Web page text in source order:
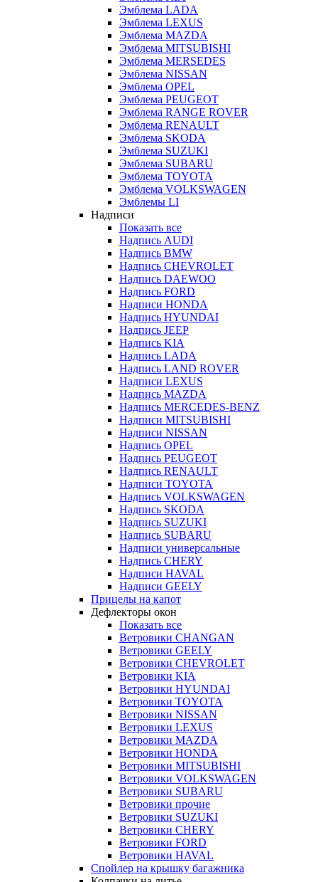
Эмблема LADA
Эмблема LEXUS
Эмблема MAZDA
Эмблема MITSUBISHI
Эмблема MERSEDES
Эмблема NISSAN
Эмблема OPEL
Эмблема PEUGEOT
Эмблема RANGE ROVER
Эмблема RENAULT
Эмблема SKODA
Эмблема SUZUKI
Эмблема SUBARU
Эмблема TOYOTA
Эмблема VOLKSWAGEN
Эмблемы LI
Надписи
Показать все
Надпись AUDI
Надпись BMW
Надпись CHEVROLET
Надпись DAEWOO
Надпись FORD
Надписи HONDA
Надпись HYUNDAI
Надпись JEEP
Надпись KIA
Надпись LADA
Надпись LAND ROVER
Надписи LEXUS
Надпись MAZDA
Надпись MERCEDES-BENZ
Надписи MITSUBISHI
Надписи NISSAN
Надпись OPEL
Надпись PEUGEOT
Надпись RENAULT
Надписи TOYOTA
Надпись VOLKSWAGEN
Надпись SKODA
Надпись SUZUKI
Надпись SUBARU
Надписи универсальные
Надпись CHERY
Надписи HAVAL
Надписи GEELY
Прицелы на капот
Дефлекторы окон
Показать все
Ветровики CHANGAN
Ветровики GEELY
Ветровики CHEVROLET
Ветровики KIA
Ветровики HYUNDAI
Ветровики TOYOTA
Ветровики NISSAN
Ветровики LEXUS
Ветровики MAZDA
Ветровики HONDA
Ветровики MITSUBISHI
Ветровики VOLKSWAGEN
Ветровики SUBARU
Ветровики прочие
Ветровики SUZUKI
Ветровики CHERY
Ветровики FORD
Ветровики HAVAL
Спойлер на крышку багажника